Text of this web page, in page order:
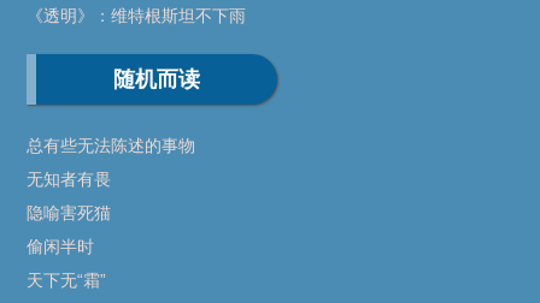
《透明》：维特根斯坦不下雨
随机而读
总有些无法陈述的事物
无知者有畏
隐喻害死猫
偷闲半时
天下无“霜”